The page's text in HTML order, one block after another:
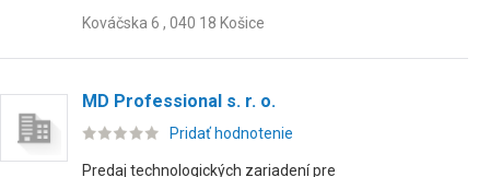
Kováčska 6 , 040 18 Košice
MD Professional s. r. o.
Pridať hodnotenie
Predaj technologických zariadení pre